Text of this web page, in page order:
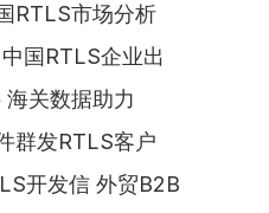
RTLS市场分析
国RTLS企业出
关数据助力
群发RTLS客户
开发信 外贸B2B